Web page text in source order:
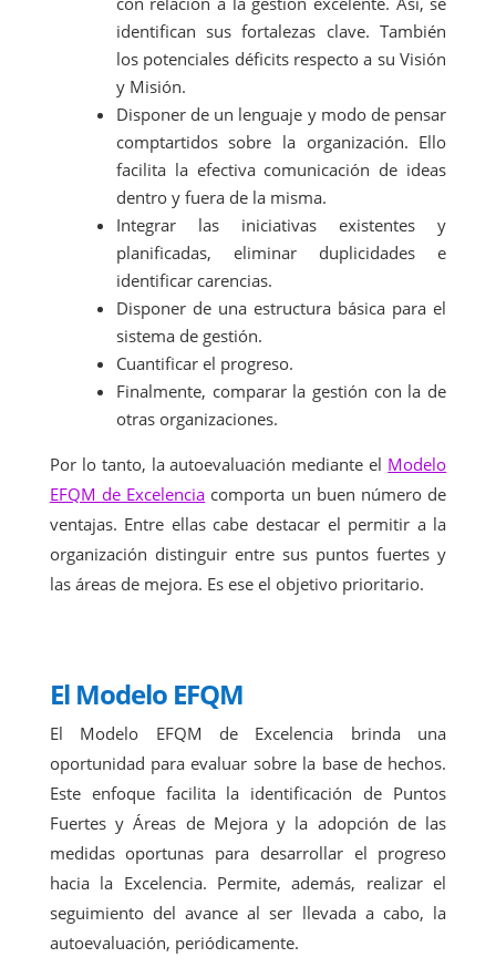
identifican sus fortalezas clave. También
los potenciales déficits respecto a su Visión
y Misión.
Disponer de un lenguaje y modo de pensar
comptartidos sobre la organización. Ello
facilita la efectiva comunicación de ideas
dentro y fuera de la misma.
Integrar las iniciativas existentes y
planificadas, eliminar duplicidades e
identificar carencias.
Disponer de una estructura básica para el
sistema de gestión.
Cuantificar el progreso.
Finalmente, comparar la gestión con la de
otras organizaciones.
Por lo tanto, la autoevaluación mediante el Modelo
EFQM de Excelencia comporta un buen número de
ventajas. Entre ellas cabe destacar el permitir a la
organización distinguir entre sus puntos fuertes y
las áreas de mejora. Es ese el objetivo prioritario.
El Modelo EFQM
El Modelo EFQM de Excelencia brinda una
oportunidad para evaluar sobre la base de hechos.
Este enfoque facilita la identificación de Puntos
Fuertes y Áreas de Mejora y la adopción de las
medidas oportunas para desarrollar el progreso
hacia la Excelencia. Permite, además, realizar el
seguimiento del avance al ser llevada a cabo, la
autoevaluación, periódicamente.